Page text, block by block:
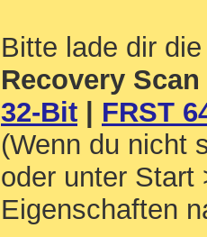
Bitte lade dir
Recovery
32-Bit
FRST
(Wenn du nicht
oder unter Start
Eigenschaften